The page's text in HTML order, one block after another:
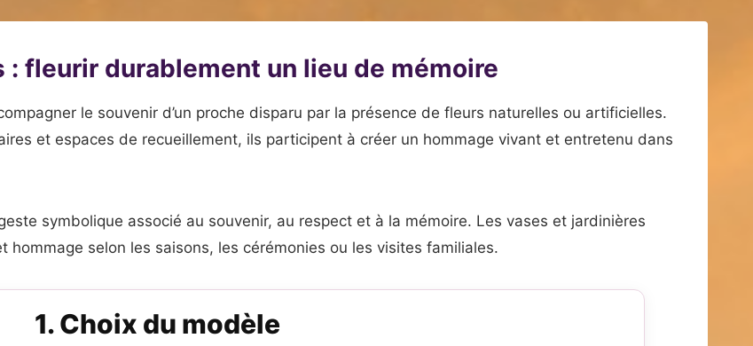
fleurir durablement un lieu de mémoire
le souvenir d’un proche disparu par la présence de fleurs naturelles ou artificielles.
et espaces de recueillement, ils participent à créer un hommage vivant et entretenu dans
symbolique associé au souvenir, au respect et à la mémoire. Les vases et jardinières
selon les saisons, les cérémonies ou les visites familiales.
1. Choix du modèle